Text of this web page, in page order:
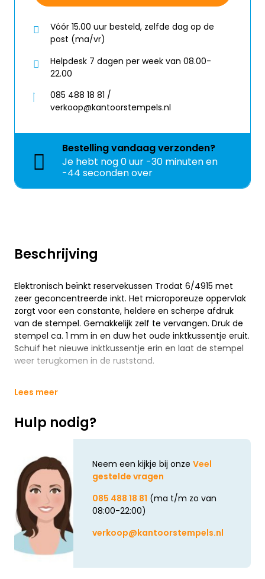
Beschrijving
Elektronisch beïnkt reservekussen Trodat 6/4915 met
zeer geconcentreerde inkt. Het microporeuze oppervlak
zorgt voor een constante, heldere en scherpe afdruk
van de stempel. Gemakkelijk zelf te vervangen. Druk de
stempel ca. 1 mm in en duw het oude inktkussentje eruit.
Schuif het nieuwe inktkussentje erin en laat de stempel
weer terugkomen in de ruststand.
Lees meer
Hulp nodig?
Neem een kijkje bij onze Veel
gestelde vragen
085 488 18 81 (ma t/m zo van
08:00-22:00)
verkoop@kantoorstempels.nl
Vóór 15.00 uur besteld, zelfde dag op de
post (ma/vr)
Helpdesk 7 dagen per week van 08.00-
22.00
085 488 18 81 /
verkoop@kantoorstempels.nl
Bestellingvandaagverzonden?
Je hebt nog0 uur -30 minuten en
-45 seconden over